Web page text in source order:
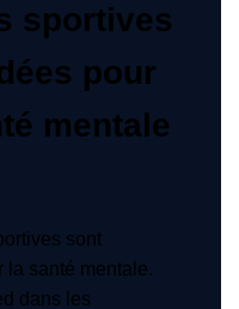
sportives
pour
mentale
sont
la santé mentale.
dans les